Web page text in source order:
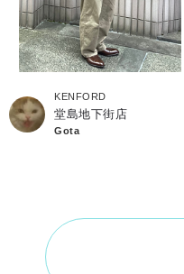
KENFORD
堂島地下街店
Gota